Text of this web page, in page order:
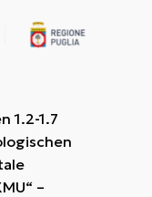
1.2-1.7
–